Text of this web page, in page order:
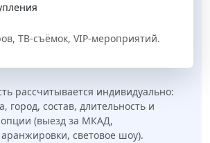
ТВ-съёмок, VIP-мероприятий.
рассчитывается индивидуально:
город, состав, длительность и
(выезд за МКАД,
световое шоу).